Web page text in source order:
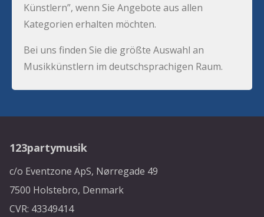
Künstlern”, wenn Sie Angebote aus allen
Kategorien erhalten möchten.
Bei uns finden Sie die größte Auswahl an
Musikkünstlern im deutschsprachigen Raum.
123partymusik
c/o Eventzone ApS, Nørregade 49
7500 Holstebro, Denmark
CVR: 43349414